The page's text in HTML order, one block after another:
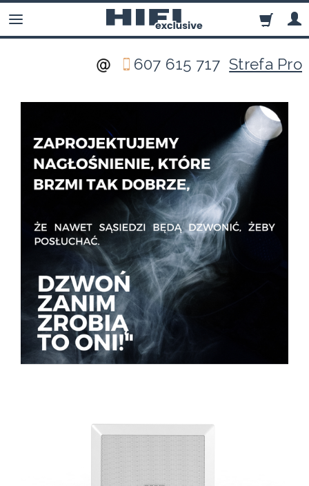
607 615 717Strefa Pro